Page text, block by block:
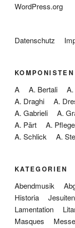
WordPress.org
Datenschutz
KOMPONISTEN
A A. Bertali
A. Draghi
A.
A. Gabrieli
A.
A. Pärt
A.
A. Schlick
A.
KATEGORIEN
Abendmusik
Historia
Lamentation
Masques
Messe